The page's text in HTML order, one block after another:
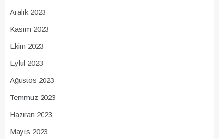
Aralık 2023
Kasım 2023
Ekim 2023
Eylül 2023
Ağustos 2023
Temmuz 2023
Haziran 2023
Mayıs 2023